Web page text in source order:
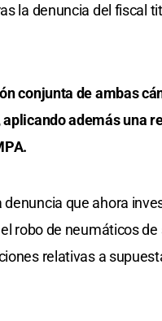
la denuncia del fiscal
conjunta de ambas
además una
que ahora
robo de neumáticos
relativas a